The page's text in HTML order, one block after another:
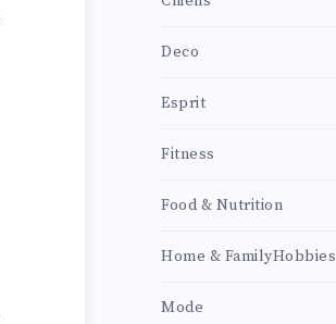
Deco
Esprit
Fitness
Food & Nutrition
Home & FamilyHobbies
Mode